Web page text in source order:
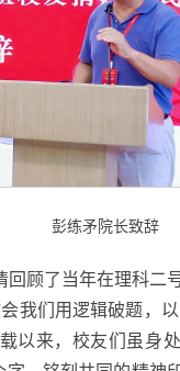
彭练矛院长致辞
回顾了当年在理科二
我们用逻辑破题，以
以来，校友们虽身